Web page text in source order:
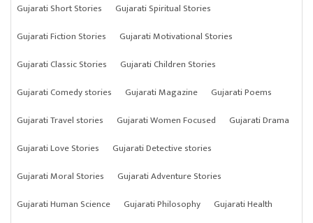
Gujarati Short Stories
Gujarati Spiritual Stories
Gujarati Fiction Stories
Gujarati Motivational Stories
Gujarati Classic Stories
Gujarati Children Stories
Gujarati Comedy stories
Gujarati Magazine
Gujarati Poems
Gujarati Travel stories
Gujarati Women Focused
Gujarati Drama
Gujarati Love Stories
Gujarati Detective stories
Gujarati Moral Stories
Gujarati Adventure Stories
Gujarati Human Science
Gujarati Philosophy
Gujarati Health